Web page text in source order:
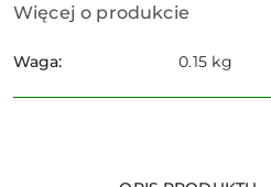
Więcej o produkcie
Waga: 0.15 kg